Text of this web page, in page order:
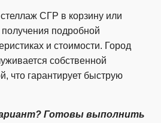
СГР в корзину или
подробной
и стоимости. Город
собственной
что гарантирует быструю
Готовы выполнить